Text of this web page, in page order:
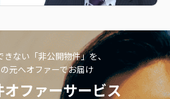
きない「非公開物件」を、
元へオファーでお届け
オファーサービス